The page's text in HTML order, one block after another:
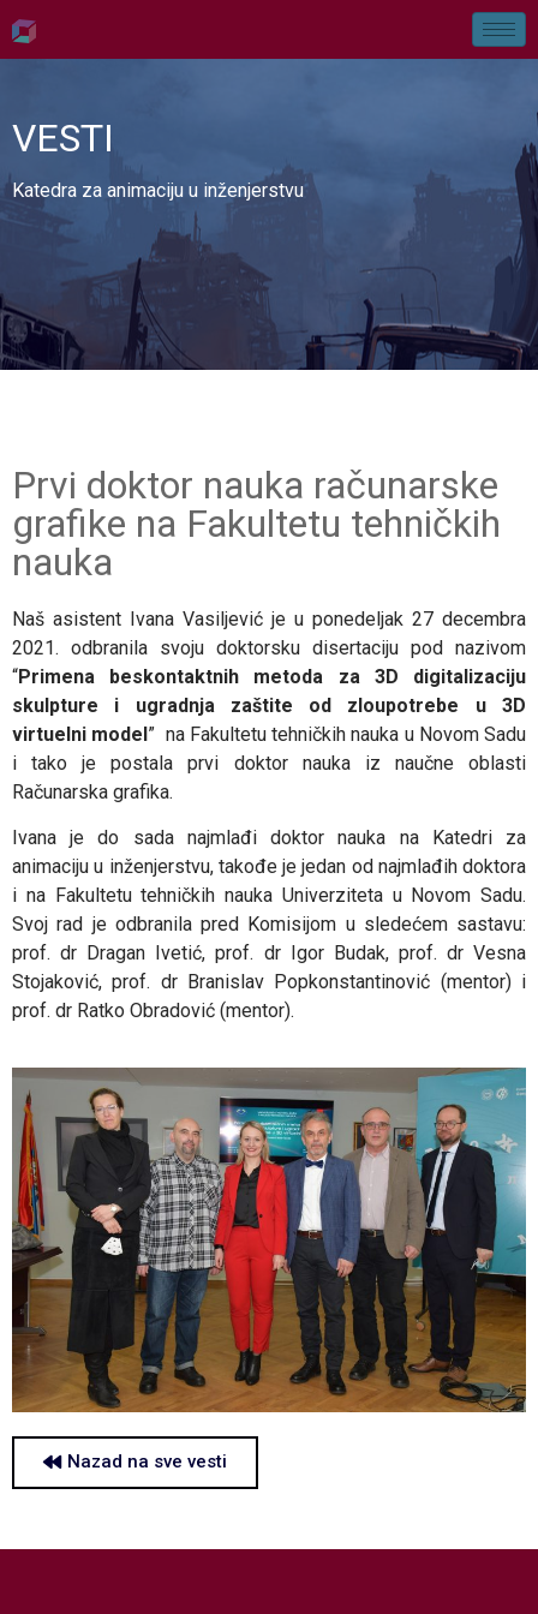
VESTI
Katedra za animaciju u inženjerstvu
Prvi doktor nauka računarske
grafike na Fakultetu tehničkih
nauka
Naš asistent Ivana Vasiljević je u ponedeljak 27 decembra
2021. odbranila svoju doktorsku disertaciju pod nazivom
“Primena beskontaktnih metoda za 3D digitalizaciju
skulpture i ugradnja zaštite od zloupotrebe u 3D
virtuelni model” na Fakultetu tehničkih nauka u Novom Sadu
i tako je postala prvi doktor nauka iz naučne oblasti
Računarska grafika.
Ivana je do sada najmlađi doktor nauka na Katedri za
animaciju u inženjerstvu, takođe je jedan od najmlađih doktora
i na Fakultetu tehničkih nauka Univerziteta u Novom Sadu.
Svoj rad je odbranila pred Komisijom u sledećem sastavu:
prof. dr Dragan Ivetić, prof. dr Igor Budak, prof. dr Vesna
Stojaković, prof. dr Branislav Popkonstantinović (mentor) i
prof. dr Ratko Obradović (mentor).
Nazad na sve vesti